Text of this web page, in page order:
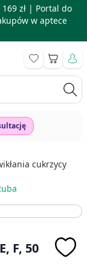
zł | Portal do
w aptece
Koszyk
cukrzycy
F, 50